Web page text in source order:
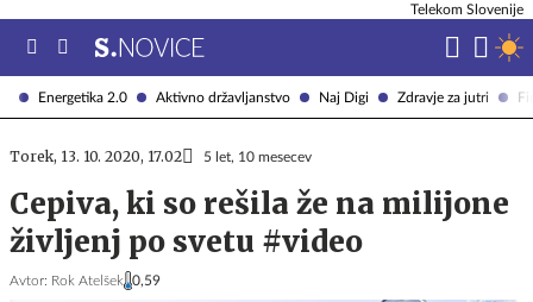
Energetika 2.0 Aktivno državljanstvo Naj Digi Zdravje za jutri
Telekom Slovenije
Torek, 13. 10. 2020, 17.02 5 let, 10 mesecev
Cepiva, ki so rešila že na milijone
življenj po svetu #video
Avtor: Rok Atelšek 0,59